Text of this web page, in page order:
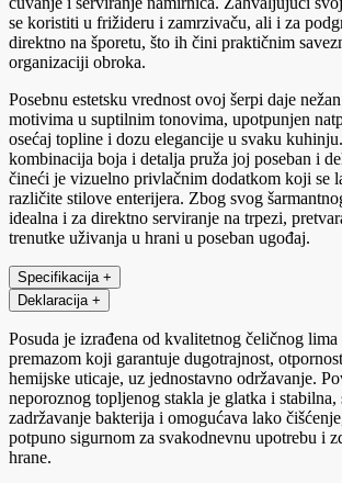
se koristiti u frižideru i zamrzivaču, ali i za
direktno na šporetu, što ih čini praktičnim
organizaciji obroka.
Posebnu estetsku vrednost ovoj šerpi daje
motivima u suptilnim tonovima, upotpunjen
osećaj topline i dozu elegancije u svaku
kombinacija boja i detalja pruža joj poseban i
čineći je vizuelno privlačnim dodatkom koji se
različite stilove enterijera. Zbog svog
idealna i za direktno serviranje na trpezi,
trenutke uživanja u hrani u poseban ugođaj.
Specifikacija +
Deklaracija +
Posuda je izrađena od kvalitetnog čeličnog
premazom koji garantuje dugotrajnost,
hemijske uticaje, uz jednostavno održavanje.
neporoznog topljenog stakla je glatka i stabilna,
zadržavanje bakterija i omogućava lako
potpuno sigurnom za svakodnevnu upotrebu i
hrane.